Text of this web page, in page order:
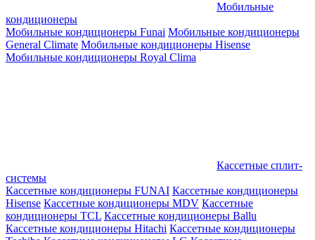
Мобильные
кондиционеры
Мобильные кондиционеры Funai Мобильные кондиционеры
General Climate Мобильные кондиционеры Hisense
Мобильные кондиционеры Royal Clima
Кассетные сплит-
системы
Кассетные кондиционеры FUNAI Кассетные кондиционеры
Hisense Кассетные кондиционеры MDV Кассетные
кондиционеры TCL Кассетные кондиционеры Ballu
Кассетные кондиционеры Hitachi Кассетные кондиционеры